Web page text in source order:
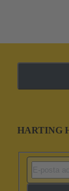
HARTING